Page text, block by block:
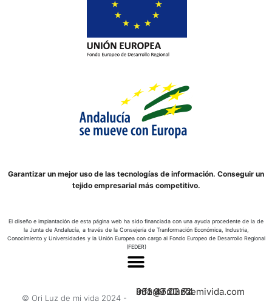
Garantizar un mejor uso de las tecnologías de información. Conseguir un
tejido empresarial más competitivo.
El diseño e implantación de esta página web ha sido financiada con una ayuda procedente de la de
la Junta de Andalucía, a través de la Consejería de Tranformación Económica, Industria,
Conocimiento y Universidades y la Unión Europea con cargo al Fondo Europeo de Desarrollo Regional
(FEDER)
© Ori Luz de mi vida 2024 -
662 47 03 74
951 99 20 62
info@oriluzdemivida.com